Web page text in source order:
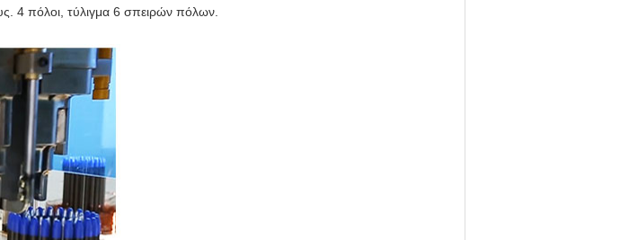
4 πόλοι, τύλιγμα 6 σπειρών πόλων.